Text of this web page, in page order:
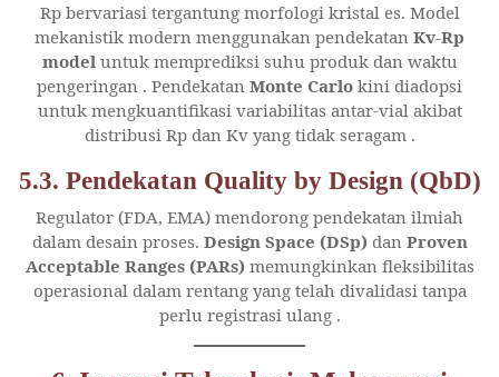
Rp bervariasi tergantung morfologi kristal es. Model
mekanistik modern menggunakan pendekatan Kv-Rp
modeluntuk memprediksi suhu produk dan waktu
pengeringan . Pendekatan Monte Carlo kini diadopsi
untuk mengkuantifikasi variabilitas antar-vial akibat
distribusi Rp dan Kv yang tidak seragam .
5.3. Pendekatan Quality by Design (QbD)
Regulator (FDA, EMA) mendorong pendekatan ilmiah
dalam desain proses. Design Space (DSp) dan Proven
Acceptable Ranges (PARs) memungkinkan fleksibilitas
operasional dalam rentang yang telah divalidasi tanpa
perlu registrasi ulang .